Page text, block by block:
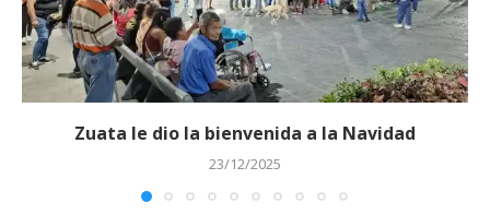
Zuata le dio la bienvenida a la Navidad
23/12/2025